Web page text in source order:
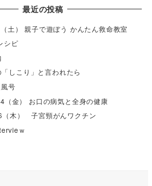
最近の投稿
土） 親子で遊ぼう かんたん救命教室
シピ
「しこり」と言われたら
号
（金） お口の病気と全身の健康
（木） 子宮頸がんワクチン
ｗ